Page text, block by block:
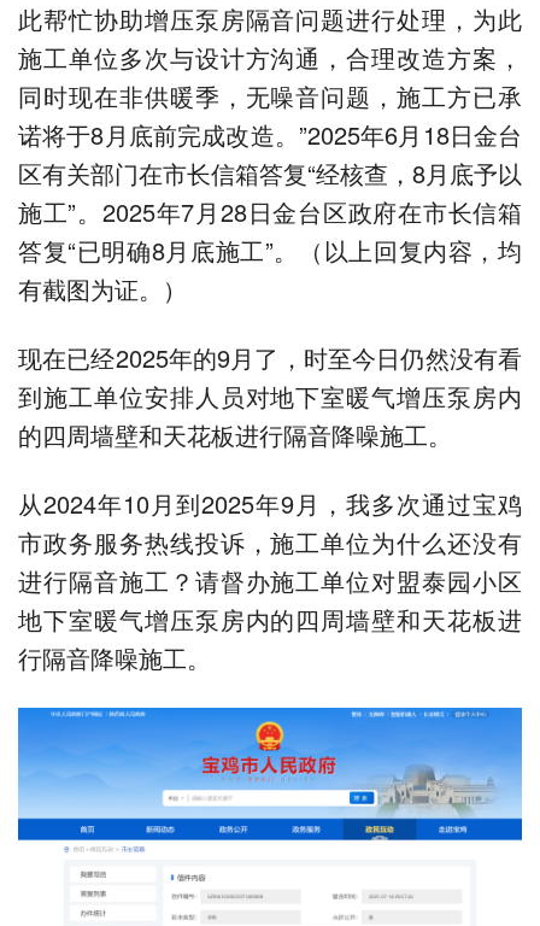
此帮忙协助增压泵房隔音问题进行处理，为此
施工单位多次与设计方沟通，合理改造方案，
同时现在非供暖季，无噪音问题，施工方已承
诺将于8月底前完成改造。”2025年6月18日金台
区有关部门在市长信箱答复“经核查，8月底予以
施工”。2025年7月28日金台区政府在市长信箱
答复“已明确8月底施工”。（以上回复内容，均
有截图为证。）
现在已经2025年的9月了，时至今日仍然没有看
到施工单位安排人员对地下室暖气增压泵房内
的四周墙壁和天花板进行隔音降噪施工。
从2024年10月到2025年9月，我多次通过宝鸡
市政务服务热线投诉，施工单位为什么还没有
进行隔音施工？请督办施工单位对盟泰园小区
地下室暖气增压泵房内的四周墙壁和天花板进
行隔音降噪施工。